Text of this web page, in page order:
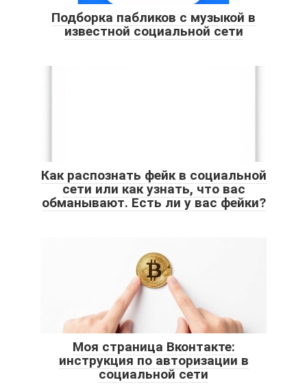
Подборка пабликов с музыкой в
известной социальной сети
Как распознать фейк в социальной
сети или как узнать, что вас
обманывают. Есть ли у вас фейки?
Моя страница Вконтакте:
инструкция по авторизации в
социальной сети